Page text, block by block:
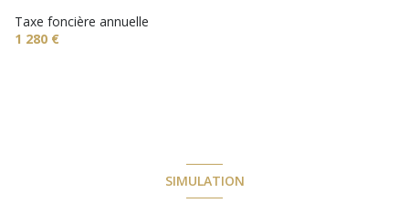
terrasse
Taxe foncière annuelle
1 280 €
SIMULATION